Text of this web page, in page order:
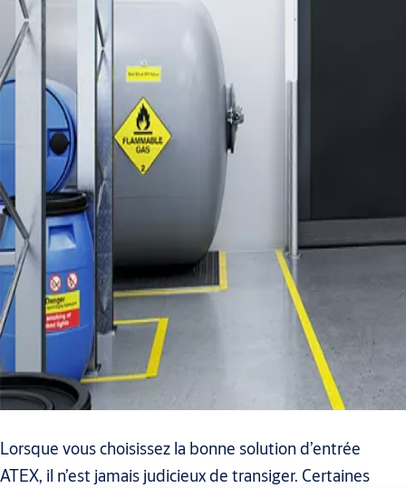
Lorsque vous choisissez la bonne solution d’entrée
ATEX, il n’est jamais judicieux de transiger. Certaines